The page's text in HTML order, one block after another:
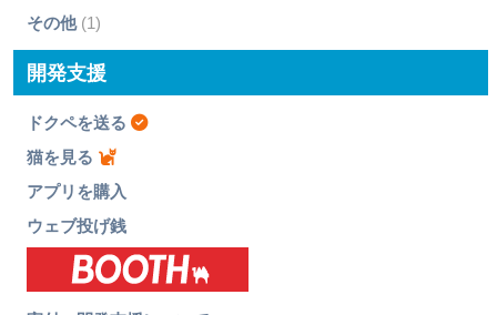
その他(1)
開発支援
ドクペを送る
猫を見る
アプリを購入
ウェブ投げ銭